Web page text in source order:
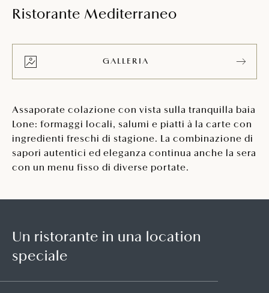
Ristorante Mediterraneo
GALLERIA
Assaporate colazione con vista sulla tranquilla baia
Lone: formaggi locali, salumi e piatti à la carte con
ingredienti freschi di stagione. La combinazione di
sapori autentici ed eleganza continua anche la sera
con un menu fisso di diverse portate.
Un ristorante in una location
speciale